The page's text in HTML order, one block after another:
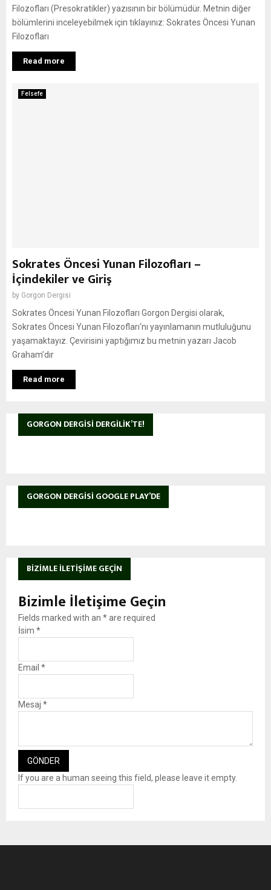
Filozofları (Presokratikler) yazısının bir bölümüdür. Metnin diğer
bölümlerini inceleyebilmek için tıklayınız: Sokrates Öncesi Yunan
Filozofları
Read more
Felsefe
Sokrates Öncesi Yunan Filozofları –
İçindekiler ve Giriş
by Gorgon Dergisi
Sokrates Öncesi Yunan Filozofları Gorgon Dergisi olarak,
Sokrates Öncesi Yunan Filozofları‘nı yayınlamanın mutluluğunu
yaşamaktayız. Çevirisini yaptığımız bu metnin yazarı Jacob
Graham’dır
Read more
GORGON DERGISI DERGILIK’TE!
GORGON DERGISI GOOGLE PLAY’DE
BIZIMLE İLETIŞIME GEÇIN
Bizimle İletişime Geçin
Fields marked with an *are required
İsim *
Email *
Mesaj *
If you are a human seeing this field, please leave it empty.